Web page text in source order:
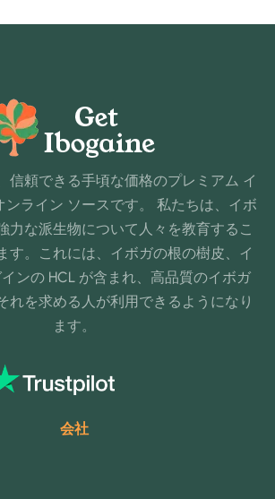
信頼できる手頃な価格のプレミアム イ
ンライン ソースです。 私たちは、イボ
力な派生物について人々を教育するこ
す。これには、イボガの根の樹皮、イ
ンの HCL が含まれ、高品質のイボガ
れを求める人が利用できるようになり
ます。
会社